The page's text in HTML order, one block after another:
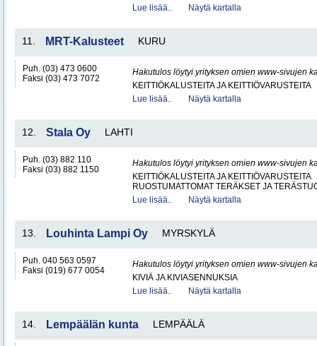
Lue lisää..
Näytä kartalla
11. MRT-Kalusteet KURU
Puh. (03) 473 0600
Faksi (03) 473 7072
Hakutulos löytyi yrityksen omien www-sivujen
KEITTIÖKALUSTEITA JA KEITTIÖVARUSTEITA
Lue lisää..
Näytä kartalla
12. Stala Oy LAHTI
Puh. (03) 882 110
Faksi (03) 882 1150
Hakutulos löytyi yrityksen omien www-sivujen
KEITTIÖKALUSTEITA JA KEITTIÖVARUSTEITA
RUOSTUMATTOMAT TERÄKSET JA
Lue lisää..
Näytä kartalla
13. Louhinta Lampi Oy MYRSKYLÄ
Puh. 040 563 0597
Faksi (019) 677 0054
Hakutulos löytyi yrityksen omien www-sivujen
KIVIÄ JA KIVIASENNUKSIA
Lue lisää..
Näytä kartalla
14. Lempäälän kunta LEMPÄÄLÄ